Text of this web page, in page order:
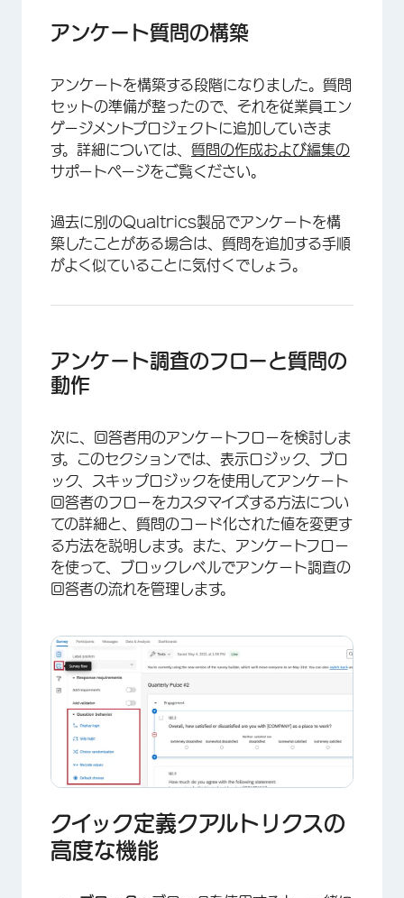
アンケート質問の構築
アンケートを構築する段階になりました。質問
セットの準備が整ったので、それを従業員エン
ゲージメントプロジェクトに追加していきま
す。詳細については、 質問の作成および編集の
サポートページをご覧ください。
過去に別のQualtrics製品でアンケートを構
築したことがある場合は、質問を追加する手順
がよく似ていることに気付くでしょう。
アンケート調査のフローと質問の
動作
次に、回答者用のアンケートフローを検討しま
す。このセクションでは、表示ロジック、ブロ
ック、スキップロジックを使用してアンケート
回答者のフローをカスタマイズする方法につい
ての詳細と、質問のコード化された値を変更す
る方法を説明します。また、アンケートフロー
を使って、ブロックレベルでアンケート調査の
回答者の流れを管理します。
クイック定義クアルトリクスの
高度な機能